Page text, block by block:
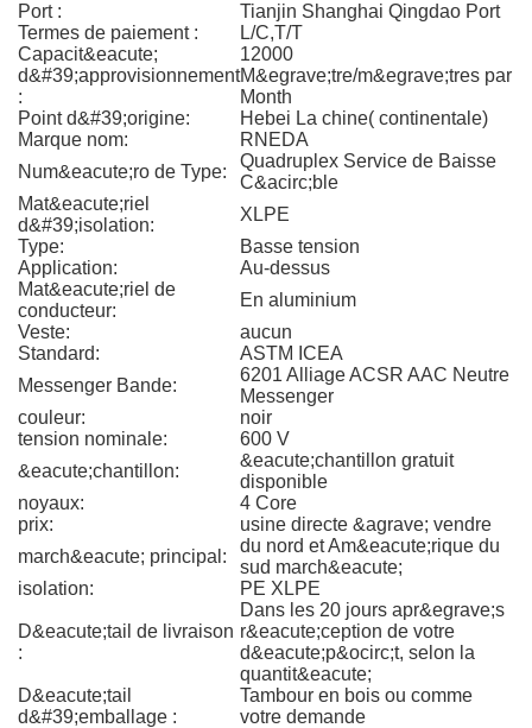
Port :
Tianjin Shanghai Qingdao Port
Termes de paiement :
L/C,T/T
Capacit&eacute;
d&#39;approvisionnement
:
12000
M&egrave;tre/m&egrave;tres par
Month
Point d&#39;origine:
Hebei La chine( continentale)
Marque nom:
RNEDA
Num&eacute;ro de Type:
Quadruplex Service de Baisse
C&acirc;ble
Mat&eacute;riel
d&#39;isolation:
XLPE
Type:
Basse tension
Application:
Au-dessus
Mat&eacute;riel de
conducteur:
En aluminium
Veste:
aucun
Standard:
ASTM ICEA
Messenger Bande:
6201 Alliage ACSR AAC Neutre
Messenger
couleur:
noir
tension nominale:
600 V
&eacute;chantillon:
&eacute;chantillon gratuit
disponible
noyaux:
4 Core
prix:
usine directe &agrave; vendre
march&eacute; principal:
du nord et Am&eacute;rique du
sud march&eacute;
isolation:
PE XLPE
D&eacute;tail de livraison
:
Dans les 20 jours apr&egrave;s
r&eacute;ception de votre
d&eacute;p&ocirc;t, selon la
quantit&eacute;
D&eacute;tail
d&#39;emballage :
Tambour en bois ou comme
votre demande